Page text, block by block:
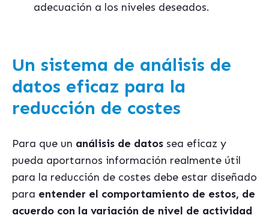
adecuación a los niveles deseados.
Un sistema de análisis de
datos eficaz para la
reducción de costes
Para que un análisis de datos sea eficaz y
pueda aportarnos información realmente útil
para la reducción de costes debe estar diseñado
para entender el comportamiento de estos, de
acuerdo con la variación de nivel de actividad